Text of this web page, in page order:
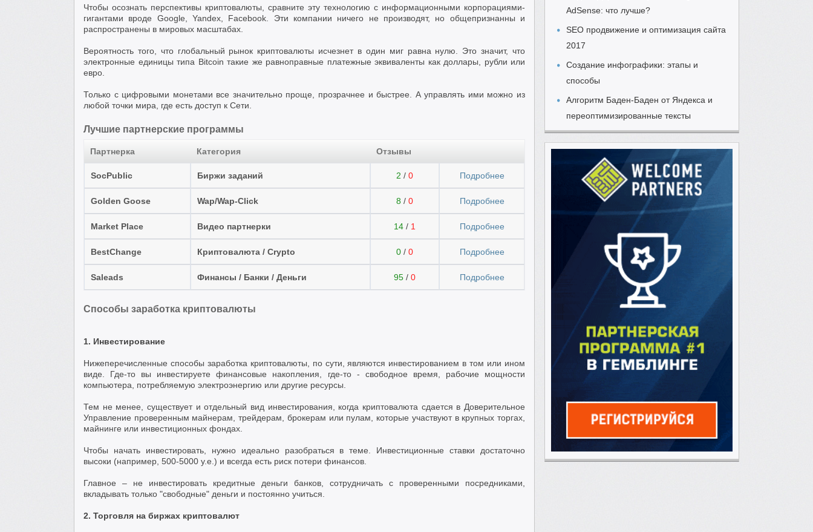
Чтобы осознать перспективы криптовалюты, сравните эту технологию с информационными корпорациями-
гигантами вроде Google, Yandex, Faсebook. Эти компании ничего не производят, но общепризнанны и
распространены в мировых масштабах.
Вероятность того, что глобальный рынок криптовалюты исчезнет в один миг равна нулю. Это значит, что
электронные единицы типа Bitcoin такие же равноправные платежные эквиваленты как доллары, рубли или
евро.
Только с цифровыми монетами все значительно проще, прозрачнее и быстрее. А управлять ими можно из
любой точки мира, где есть доступ к Сети.
Лучшие партнерские программы
Партнерка Категория Отзывы
SocPublic Биржи заданий 2 / 0 Подробнее
Golden Goose Wap/Wap-Click 8 / 0 Подробнее
Market Place Видео партнерки 14 / 1 Подробнее
BestChange Криптовалюта / Crypto 0 / 0 Подробнее
Saleads Финансы / Банки / Деньги 95 / 0 Подробнее
Способы заработка криптовалюты
1. Инвестирование
Нижеперечисленные способы заработка криптовалюты, по сути, являются инвестированием в том или ином
виде. Где-то вы инвестируете финансовые накопления, где-то - свободное время, рабочие мощности
компьютера, потребляемую электроэнергию или другие ресурсы.
Тем не менее, существует и отдельный вид инвестирования, когда криптовалюта сдается в Доверительное
Управление проверенным майнерам, трейдерам, брокерам или пулам, которые участвуют в крупных торгах,
майнинге или инвестиционных фондах.
Чтобы начать инвестировать, нужно идеально разобраться в теме. Инвестиционные ставки достаточно
высоки (например, 500-5000 у.е.) и всегда есть риск потери финансов.
Главное – не инвестировать кредитные деньги банков, сотрудничать с проверенными посредниками,
вкладывать только "свободные" деньги и постоянно учиться.
2. Торговля на биржах криптовалют
AdSense: что лучше?
SEO продвижение и оптимизация сайта
2017
Создание инфографики: этапы и
способы
Алгоритм Баден-Баден от Яндекса и
переоптимизированные тексты